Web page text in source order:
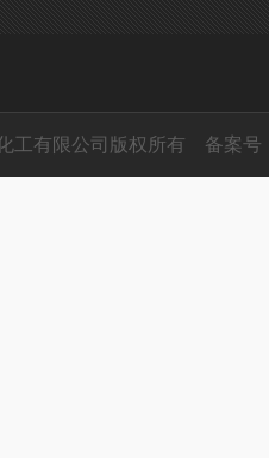
工有限公司版权所有 备案号